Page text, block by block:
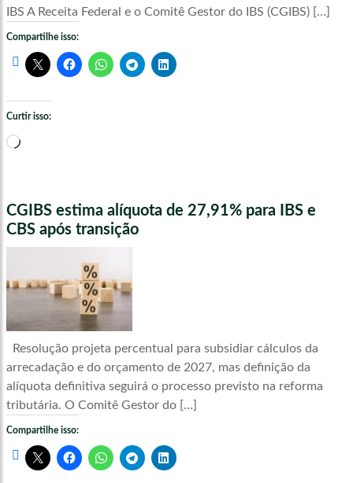
IBS A Receita Federal e o Comitê Gestor do IBS (CGIBS) […]
Compartilhe isso:
Curtir isso:
Carregando...
CGIBS estima alíquota de 27,91% para IBS e
CBS após transição
Resolução projeta percentual para subsidiar cálculos da
arrecadação e do orçamento de 2027, mas definição da
alíquota definitiva seguirá o processo previsto na reforma
tributária. O Comitê Gestor do […]
Compartilhe isso: